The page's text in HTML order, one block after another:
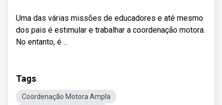
Uma das várias missões de educadores e até mesmo
dos pais é estimular e trabalhar a coordenação motora.
No entanto, é ...
Tags
Coordenação Motora Ampla